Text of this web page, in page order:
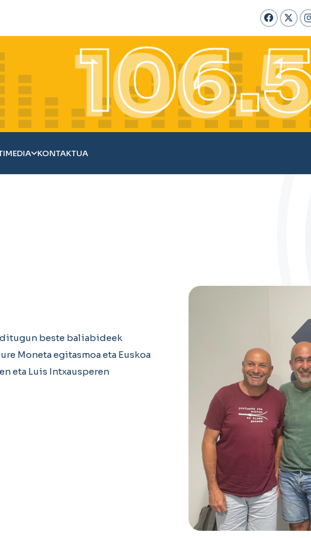
KONTAKTUA
ditugun beste baliabideek
Moneta egitasmoa eta Euskoa
eta Luis Intxausperen